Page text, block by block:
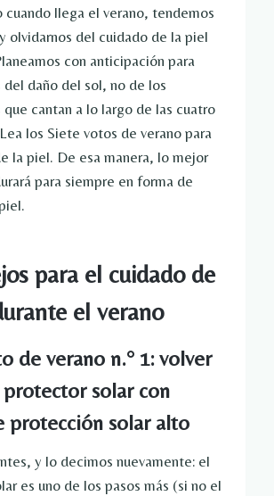
cuando llega el verano, tendemos
olvidarnos del cuidado de la piel
con anticipación para
daño del sol, no de los
cantan a lo largo de las cuatro
los Siete votos de verano para
la piel. De esa manera, lo mejor
para siempre en forma de
para el cuidado de
el verano
de verano n.° 1: volver
protector solar con
protección solar alto
y lo decimos nuevamente: el
es uno de los pasos más (si no el